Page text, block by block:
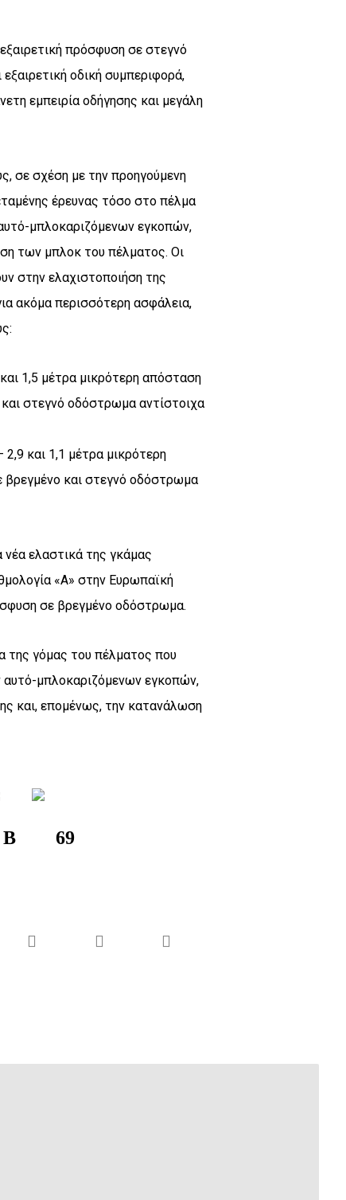
πρόσφυση σε στεγνό
οδική συμπεριφορά,
εμπειρία οδήγησης και μεγάλη
σε σχέση με την προηγούμενη
έρευνας τόσο στο πέλμα
μπλοκαριζόμενων εγκοπών,
των μπλοκ του πέλματος. Οι
στην ελαχιστοποιήση της
ακόμα περισσότερη ασφάλεια,
1,5 μέτρα μικρότερη απόσταση
στεγνό οδόστρωμα αντίστοιχα
2,9 και 1,1 μέτρα μικρότερη
και στεγνό οδόστρωμα
νέα ελαστικά της γκάμας
«Α» στην Ευρωπαϊκή
σε βρεγμένο οδόστρωμα.
της γόμας του πέλματος που
μπλοκαριζόμενων εγκοπών,
και, επομένως, την κατανάλωση
B 69